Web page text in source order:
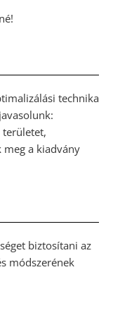
technika
a kiadvány
biztosítani az
módszerének